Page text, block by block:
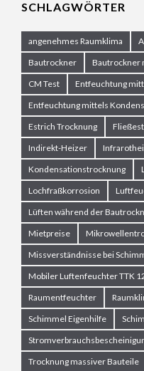
SCHLAGWÖRTER
angenehmes Raumklima
Bautrockner
Bautrockner
CM Test
Entfeuchtung
Entfeuchtung mittels
Estrich Trocknung
Indirekt-Heizer
Kondensationstrocknung
Lochfraßkorrosion
Lüften während der
Mietpreise
Missverständnisse bei
Mobiler Luftenfeuchter TTK
Raumentfeuchter
Schimmel Eigenhilfe
Trocknung massiver Bauteile